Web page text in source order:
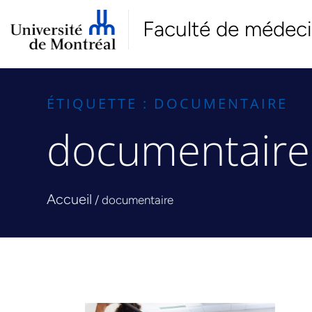
Faculté de
ÉTIQUETTE : DOCUMENTAIRE
documentaire
Accueil /documentaire